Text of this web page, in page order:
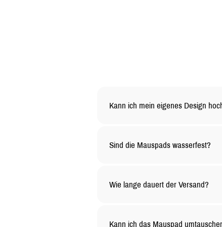
Kann ich mein eigenes Design
den Rest.
Sind die Mauspads wasserfest?
lange sauber bleibt
Wie lange dauert der Versand?
etwas länger dauern.
Kann ich das Mauspad